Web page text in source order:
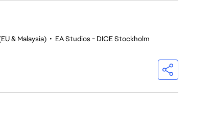
& Malaysia) • EA Studios - DICE Stockholm